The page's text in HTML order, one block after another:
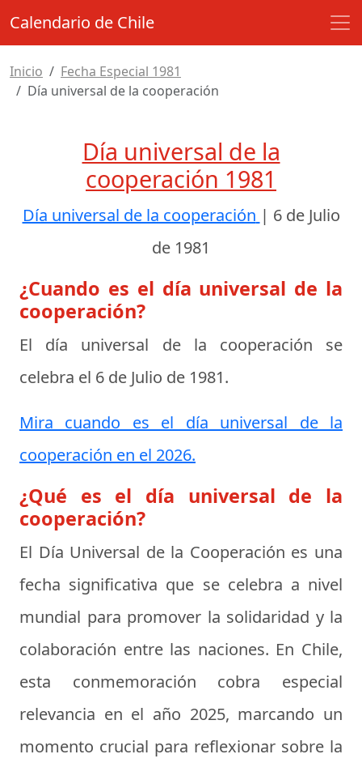
Calendario de Chile
Inicio
Fecha Especial 1981
Día universal de la cooperación
Día universal de la
cooperación 1981
Día universal de la cooperación | 6 de Julio
de 1981
¿Cuando es el día universal de la
cooperación?
El día universal de la cooperación se
celebra el 6 de Julio de 1981.
Mira cuando es el día universal de la
cooperación en el 2026.
¿Qué es el día universal de la
cooperación?
El Día Universal de la Cooperación es una
fecha significativa que se celebra a nivel
mundial para promover la solidaridad y la
colaboración entre las naciones. En Chile,
esta conmemoración cobra especial
relevancia en el año 2025, marcando un
momento crucial para reflexionar sobre la